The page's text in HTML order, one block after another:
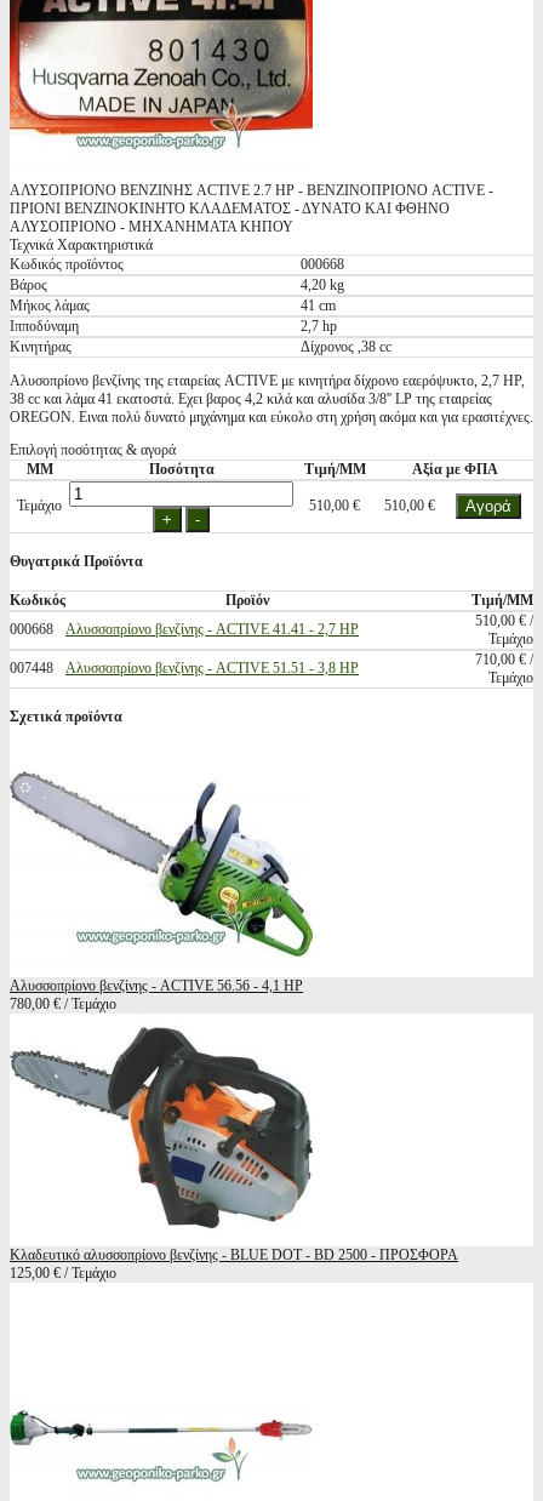
ΑΛΥΣΟΠΡΙΟΝΟ ΒΕΝΖΙΝΗΣ ACTIVE 2.7 HP - ΒΕΝΖΙΝΟΠΡΙΟΝΟ ACTIVE -
ΠΡΙΟΝΙ ΒΕΝΖΙΝΟΚΙΝΗΤΟ ΚΛΑΔΕΜΑΤΟΣ - ΔΥΝΑΤΟ ΚΑΙ ΦΘΗΝΟ
ΑΛΥΣΟΠΡΙΟΝΟ - ΜΗΧΑΝΗΜΑΤΑ ΚΗΠΟΥ
Τεχνικά Χαρακτηριστικά
Κωδικός προϊόντος
000668
Βάρος
4,20 kg
Μήκος λάμας
41 cm
Ιπποδύναμη
2,7 hp
Κινητήρας
Δίχρονος ,38 cc
Αλυσοπρίονο βενζίνης της εταιρείας ACTIVE με κινητήρα δίχρονο εαερόψυκτο, 2,7 ΗΡ,
38 cc και λάμα 41 εκατοστά. Εχει βαρος 4,2 κιλά και αλυσίδα 3/8'' LP της εταιρείας
OREGON. Ειναι πολύ δυνατό μηχάνημα και εύκολο στη χρήση ακόμα και για ερασιτέχνες.
Επιλογή ποσότητας & αγορά
ΜΜ
Ποσότητα Τιμή/ΜΜ Αξία με ΦΠΑ
Τεμάχιο 510,00 € 510,00 €
Θυγατρικά Προϊόντα
Κωδικός Προϊόν
Τιμή/ΜΜ
000668
Αλυσσοπρίονο βενζίνης - ACTIVE 41.41 - 2,7 HP
510,00 € /
Τεμάχιο
007448
Αλυσσοπρίονο βενζίνης - ACTIVE 51.51 - 3,8 HP
710,00 € /
Τεμάχιο
Σχετικά προϊόντα
Αλυσσοπρίονο βενζίνης - ACTIVE 56.56 - 4,1 HP
780,00 € / Τεμάχιο
Κλαδευτικό αλυσσοπρίονο βενζίνης - BLUE DOT - BD 2500 - ΠΡΟΣΦΟΡΑ
125,00 € / Τεμάχιο